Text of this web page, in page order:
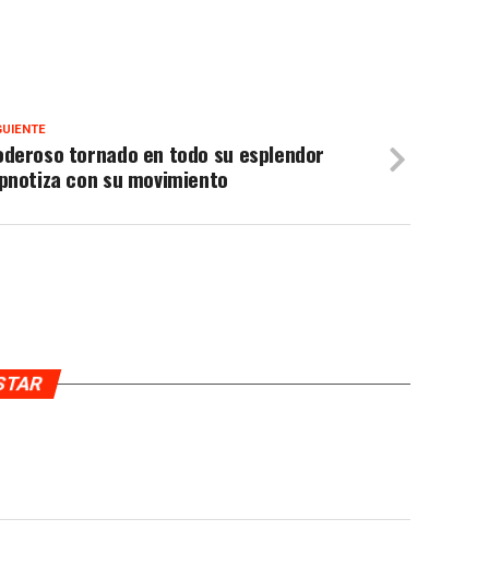
tornado en todo su esplendor
con su movimiento